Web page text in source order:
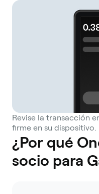
Revise la transacción
firme en su dispositivo.
¿Por qué
socio para